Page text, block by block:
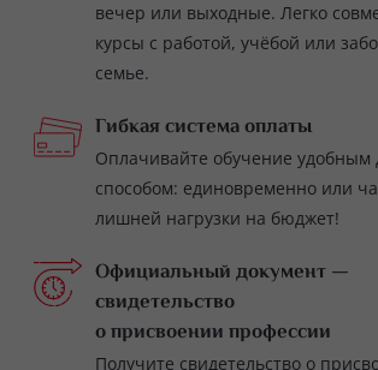
вечер или выходные. Легко
курсы с работой, учёбой или
семье.
Гибкая система оплаты
Оплачивайте обучение удобным
способом: единовременно или
лишней нагрузки на бюджет!
Официальный документ —
свидетельство
о присвоении профессии
Получите свидетельство о